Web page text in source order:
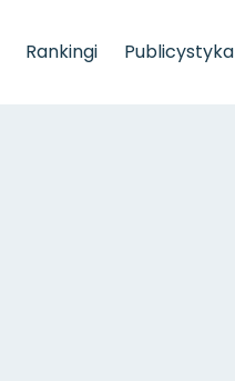
Rankingi Publicystyka